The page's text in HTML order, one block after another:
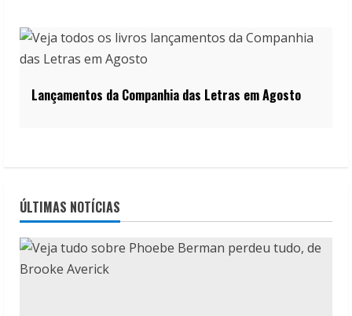
Lançamentos da Companhia das Letras em Agosto
ÚLTIMAS NOTÍCIAS